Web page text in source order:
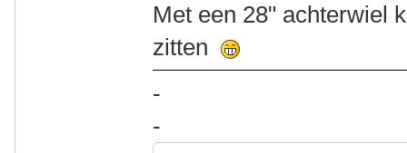
Met een 28" achterwiel
zitten
-
-